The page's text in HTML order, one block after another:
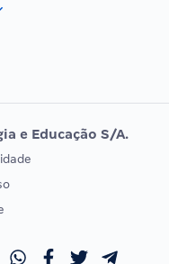
DE ORDEM
OAB
e Educação S/A.